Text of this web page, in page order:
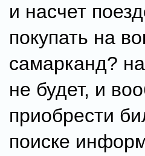
и насчет
покупать на
самарканд?
не будет, и
приобрести
поиске